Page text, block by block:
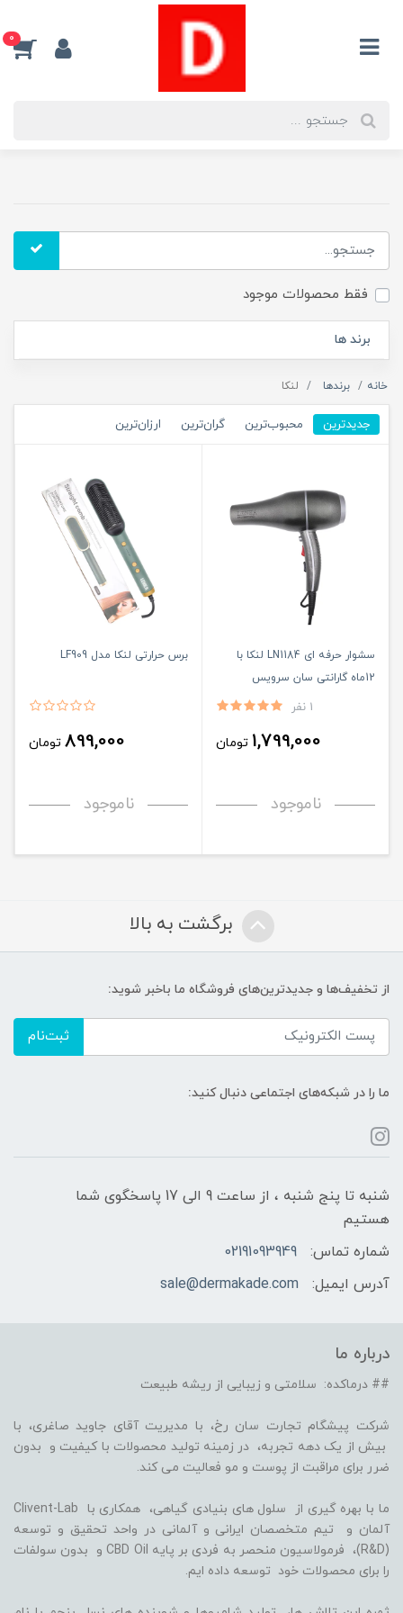
0
فقط محصولات موجود
برند ها
خانه برندها لنکا
جدیدترین محبوب‌ترین گران‌ترین ارزان‌ترین
سشوار حرفه ای LN1184 لنکا با
12ماه گارانتی سان سرویس
1 نفر
1,799,000 تومان
ناموجود
برس حرارتی لنکا مدل LF909
899,000 تومان
ناموجود
برگشت به بالا
از تخفیف‌ها و جدیدترین‌های فروشگاه ما باخبر شوید:
ثبت‌نام
ما را در شبکه‌های اجتماعی دنبال کنید:
شنبه تا پنج شنبه ، از ساعت 9 الی 17 پاسخگوی شما
هستیم
شماره تماس:
02191093949
آدرس ایمیل:
sale@dermakade.com
درباره ما
## درماکده: سلامتی و زیبایی از ریشه طبیعت
شرکت پیشگام تجارت سان رخ، با مدیریت آقای جاوید صاغری، با
بیش از یک دهه تجربه، در زمینه تولید محصولات با کیفیت و بدون
ضرر برای مراقبت از پوست و مو فعالیت می کند.
ما با بهره گیری از سلول های بنیادی گیاهی، همکاری با Clivent-Lab
آلمان و تیم متخصصان ایرانی و آلمانی در واحد تحقیق و توسعه
(R&D)، فرمولاسیون منحصر به فردی بر پایه CBD Oil و بدون سولفات
را برای محصولات خود توسعه داده ایم.